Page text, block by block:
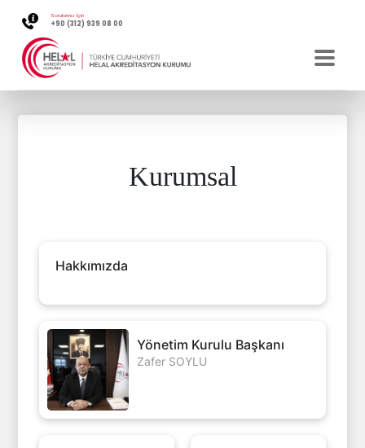
Sorularınız İçin
+90 (312) 939 08 00
Kurumsal
Hakkımızda
Yönetim Kurulu Başkanı
Zafer SOYLU